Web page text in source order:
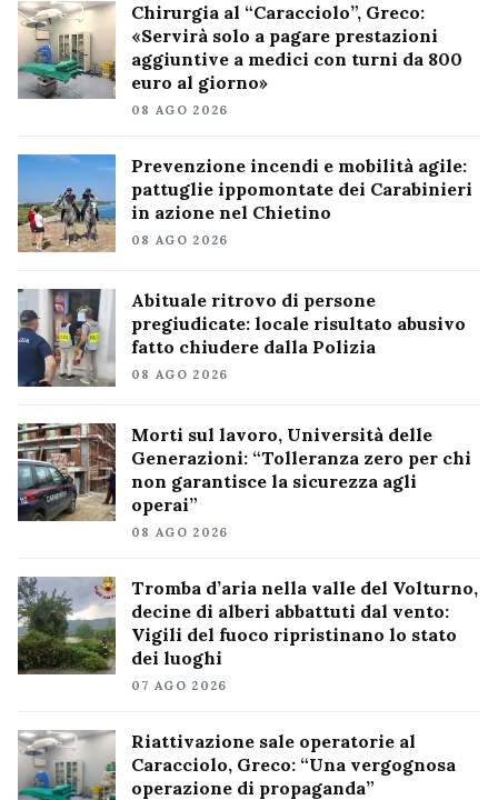
Chirurgia al “Caracciolo”, Greco:
«Servirà solo a pagare prestazioni
aggiuntive a medici con turni da 800
euro al giorno»
08 AGO 2026
Prevenzione incendi e mobilità agile:
pattuglie ippomontate dei Carabinieri
in azione nel Chietino
08 AGO 2026
Abituale ritrovo di persone
pregiudicate: locale risultato abusivo
fatto chiudere dalla Polizia
08 AGO 2026
Morti sul lavoro, Università delle
Generazioni: “Tolleranza zero per chi
non garantisce la sicurezza agli
operai”
08 AGO 2026
Tromba d’aria nella valle del Volturno,
decine di alberi abbattuti dal vento:
Vigili del fuoco ripristinano lo stato
dei luoghi
07 AGO 2026
Riattivazione sale operatorie al
Caracciolo, Greco: “Una vergognosa
operazione di propaganda”